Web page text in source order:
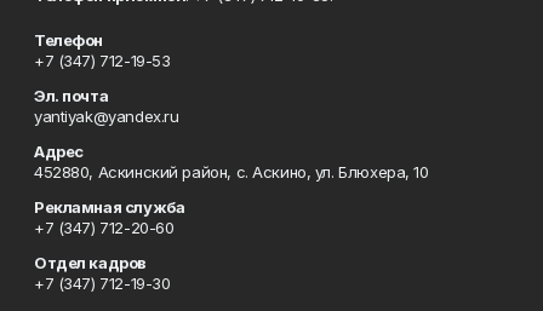
Телефон
+7 (347) 712-19-53
Эл. почта
yantiyak@yandex.ru
Адрес
452880, Аскинский район, с. Аскино, ул. Блюхера, 10
Рекламная служба
+7 (347) 712-20-60
Отдел кадров
+7 (347) 712-19-30